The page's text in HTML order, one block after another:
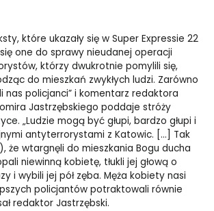
które ukazały się w Super Expressie 22
one do sprawy nieudanej operacji
którzy dwukrotnie pomylili się,
do mieszkań zwykłych ludzi. Zarówno
nas policjanci” i komentarz redaktora
Jastrzębskiego poddaje stróży
„Ludzie mogą być głupi, bardzo głupi i
antyterrorystami z Katowic. […] Tak
że wtargnęli do mieszkania Bogu ducha
niewinną kobietę, tłukli jej głową o
i wybili jej pół zęba. Męża kobiety nasi
policjantów potraktowali równie
redaktor Jastrzębski.